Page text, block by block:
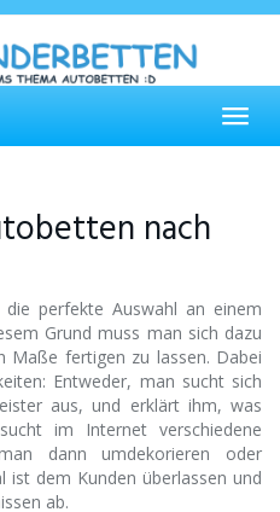
nach
perfekte Auswahl an einem
Grund muss man sich dazu
Maße fertigen zu lassen. Dabei
Entweder, man sucht sich
aus, und erklärt ihm, was
im Internet verschiedene
dann umdekorieren oder
ist dem Kunden überlassen und
ab.